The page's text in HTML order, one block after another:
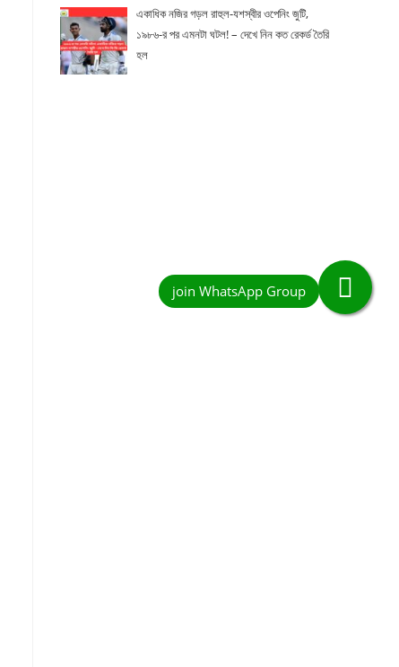
একাধিক নজির গড়ল রাহুল-যশস্বীর ওপেনিং জুটি,
১৯৮৬-র পর এমনটা ঘটল! – দেখে নিন কত রেকর্ড তৈরি
হল